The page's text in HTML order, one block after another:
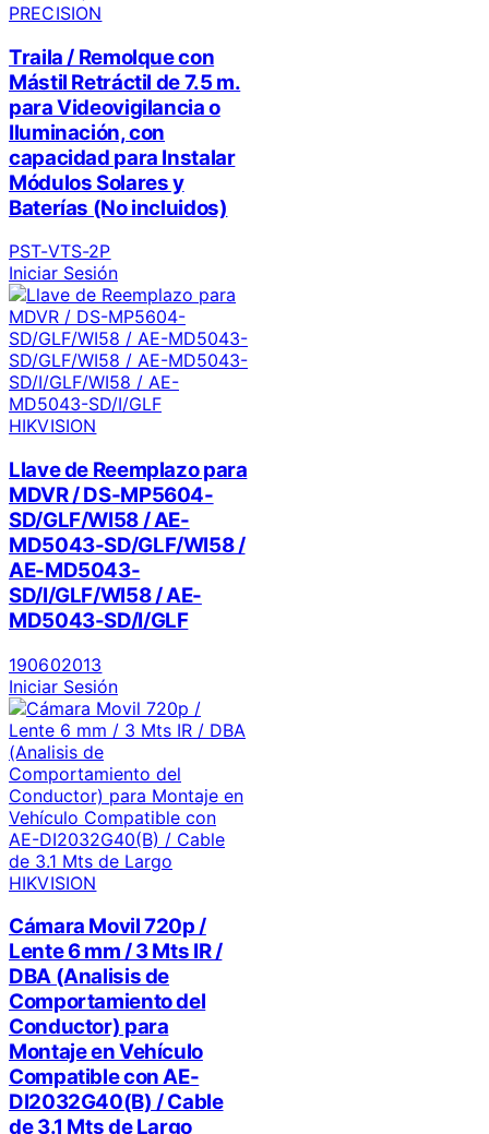
PRECISION
Traila / Remolque con
Mástil Retráctil de 7.5 m.
para Videovigilancia o
Iluminación, con
capacidad para Instalar
Módulos Solares y
Baterías (No incluidos)
PST-VTS-2P
Iniciar Sesión
HIKVISION
Llave de Reemplazo para
MDVR / DS-MP5604-
SD/GLF/WI58 / AE-
MD5043-SD/GLF/WI58 /
AE-MD5043-
SD/I/GLF/WI58 / AE-
MD5043-SD/I/GLF
190602013
Iniciar Sesión
HIKVISION
Cámara Movil 720p /
Lente 6 mm / 3 Mts IR /
DBA (Analisis de
Comportamiento del
Conductor) para
Montaje en Vehículo
Compatible con AE-
DI2032G40(B) / Cable
de 3.1 Mts de Largo